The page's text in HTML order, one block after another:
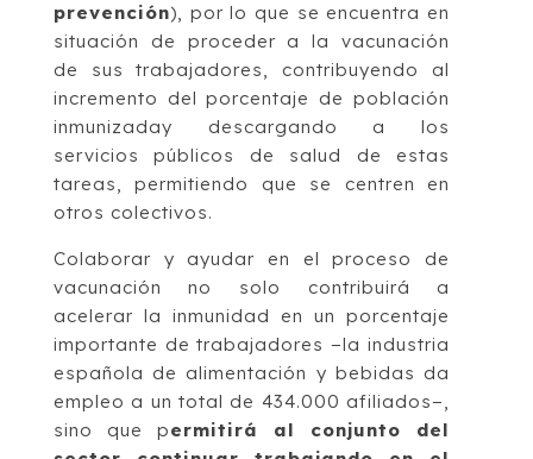
prevención), por lo que se encuentra en
situación de proceder a la vacunación
de sus trabajadores, contribuyendo al
incremento del porcentaje de población
inmunizaday descargando a los
servicios públicos de salud de estas
tareas, permitiendo que se centren en
otros colectivos.
Colaborar y ayudar en el proceso de
vacunación no solo contribuirá a
acelerar la inmunidad en un porcentaje
importante de trabajadores −la industria
española de alimentación y bebidas da
empleo a un total de 434.000 afiliados−,
sino que permitirá al conjunto del